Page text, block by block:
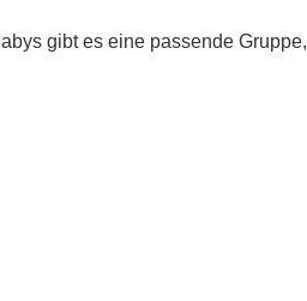
gibt es eine passende Gruppe,